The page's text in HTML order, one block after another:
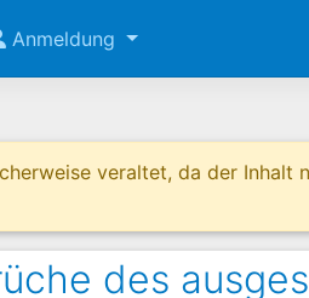
Anmeldung
veraltet, da der
des